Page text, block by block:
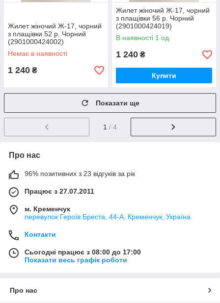
Жилет жіночий Ж-17, чорний
з плащівки 52 р. Чорний
(2901000424002)
Немає в наявності
1 240 ₴
Жилет жіночий Ж-17, чорний
з плащівки 56 р. Чорний
(2901000424019)
В наявності 1 од.
1 240 ₴
Купити
Показати ще
1 / 4
Про нас
96% позитивних з 23 відгуків за рік
Працює з 27.07.2011
м. Кременчук
перевулок Героїв Бреста, 44-А, Кременчук, Україна
Контакти
Сьогодні працює з 08:00 до 17:00
Показати весь графік роботи
Про нас